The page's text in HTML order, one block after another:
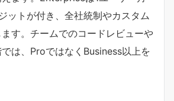
ットが付き、全社統制やカスタム
す。チームでのコードレビューや
は、ProではなくBusiness以上を